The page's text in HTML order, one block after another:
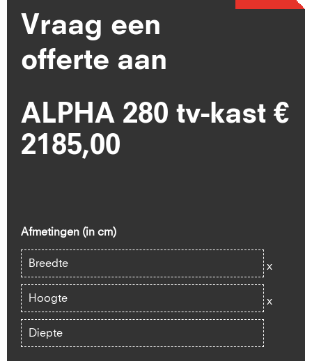
Vraag een
offerte aan
ALPHA 280 tv-kast €
2185,00
Afmetingen (in cm)
x
x